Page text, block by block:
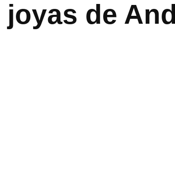
joyas de